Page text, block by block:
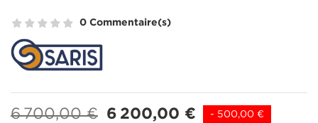
0 Commentaire(s)
6 700,00 € 6 200,00 € - 500,00 €